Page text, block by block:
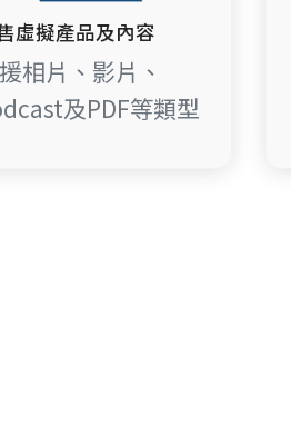
虛擬產品及內容
相片、影片、
及PDF等類型